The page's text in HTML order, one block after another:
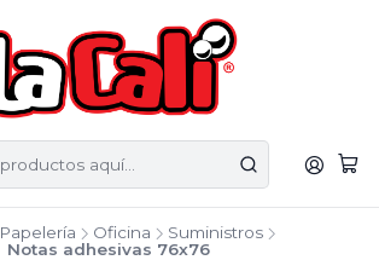
Papelería Oficina
Suministros
Notas adhesivas 76x76